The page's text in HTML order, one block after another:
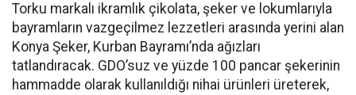
Torku markalı ikramlık çikolata, şeker ve lokumlarıyla
bayramların vazgeçilmez lezzetleri arasında yerini alan
Konya Şeker, Kurban Bayramı’nda ağızları
tatlandıracak. GDO’suz ve yüzde 100 pancar şekerinin
hammadde olarak kullanıldığı nihai ürünleri üreterek,